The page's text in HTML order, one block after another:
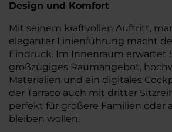
Design und Komfort
Mit seinem kraftvollen Auftritt,
eleganter Linienführung macht
Eindruck. Im Innenraum erwartet
großzügiges Raumangebot,
Materialien und ein digitales
der Tarraco auch mit dritter
perfekt für größere Familien oder
bleiben wollen.